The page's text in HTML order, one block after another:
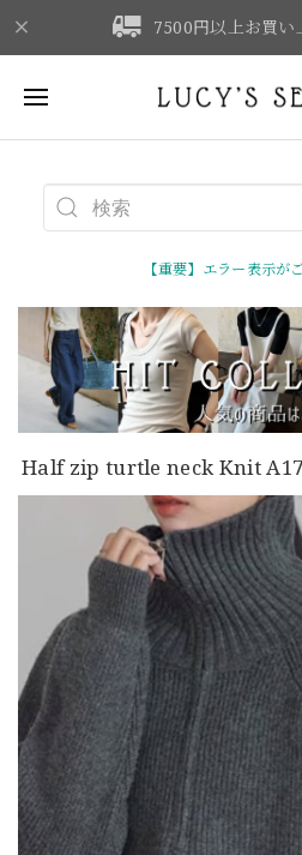
7500円以上お買い
【重要】エラー表示が
Half zip turtle neck Knit